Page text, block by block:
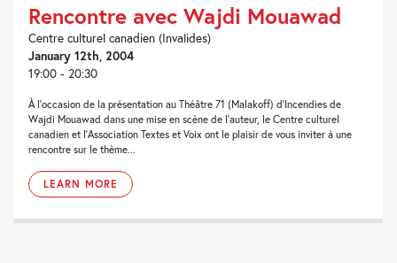
Rencontre avec Wajdi Mouawad
Centre culturel canadien (Invalides)
January 12th, 2004
19:00 - 20:30
À l’occasion de la présentation au Théâtre 71 (Malakoff) d’Incendies de
Wajdi Mouawad dans une mise en scène de l’auteur, le Centre culturel
canadien et l’Association Textes et Voix ont le plaisir de vous inviter à une
rencontre sur le thème...
LEARN MORE